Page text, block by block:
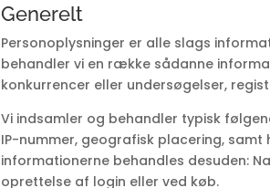
Generelt
Personoplysninger er alle slags
behandler vi en række sådanne
konkurrencer eller undersøgelser,
Vi indsamler og behandler typisk
IP-nummer, geografisk placering,
informationerne behandles desuden:
oprettelse af login eller ved køb.